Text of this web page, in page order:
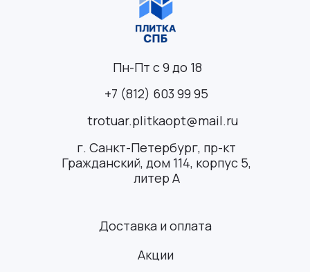
Доставка и оплата
Акции
+7 (812) 603 99 95
trotuar.plitkaopt@mail.ru
г. Санкт-Петербург, пр-кт
Гражданский, дом 114, корпус 5,
литер А
Пн-Пт с 9 до 18